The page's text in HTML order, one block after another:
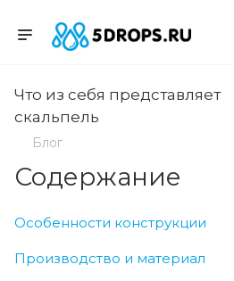
Что из себя представляет
скальпель
Блог
Содержание
Особенности конструкции
Производство и материал